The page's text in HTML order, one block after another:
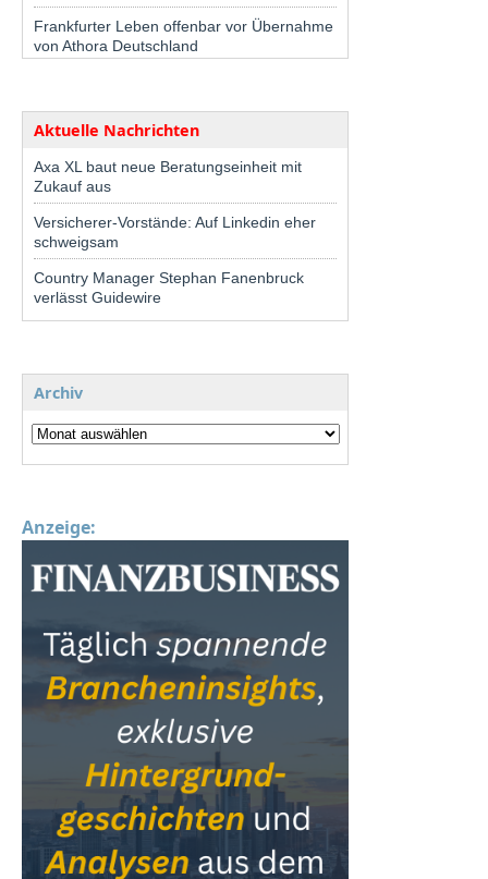
Frankfurter Leben offenbar vor Übernahme
von Athora Deutschland
Aktuelle Nachrichten
Axa XL baut neue Beratungseinheit mit
Zukauf aus
Versicherer-Vorstände: Auf Linkedin eher
schweigsam
Country Manager Stephan Fanenbruck
verlässt Guidewire
Archiv
Anzeige: